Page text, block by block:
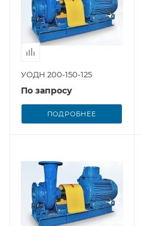
УОДН 200-150-125
По запросу
ПОДРОБНЕЕ